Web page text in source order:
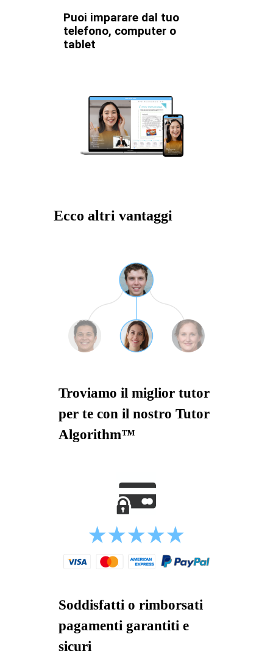
Puoi imparare dal tuo
telefono, computer o
tablet
Ecco altri vantaggi
Troviamo il miglior tutor
per te con il nostro Tutor
Algorithm™
Soddisfatti o rimborsati
pagamenti garantiti e
sicuri